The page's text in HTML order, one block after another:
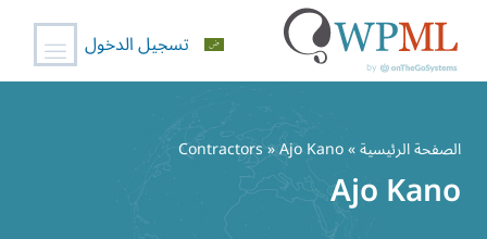
تسجيل الدخول
الصفحة الرئيسية»
Contractors» Ajo Kano
Ajo Kano